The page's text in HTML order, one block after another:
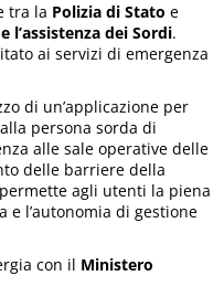
tra la Polizia di Stato e
l’assistenza dei Sordi.
ai servizi di emergenza
di un’applicazione per
persona sorda di
alle sale operative delle
delle barriere della
agli utenti la piena
e l’autonomia di gestione
con il Ministero